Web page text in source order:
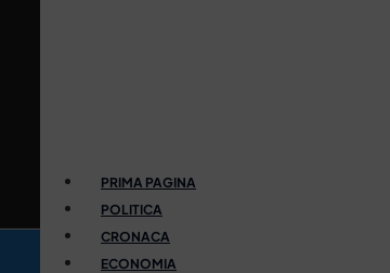
PRIMA PAGINA
POLITICA
CRONACA
ECONOMIA